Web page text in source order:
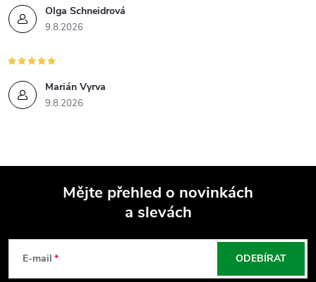
Olga Schneidrová
9.8.2026
Marián Vyrva
9.8.2026
Mějte přehled o novinkách
a slevách
E-mail ODEBÍRAT